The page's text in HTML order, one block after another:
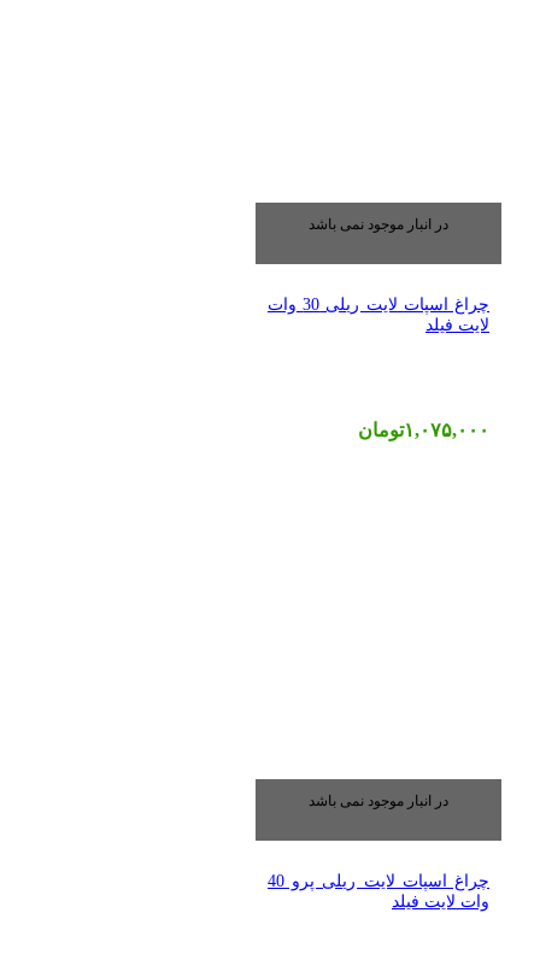
در انبار موجود نمی باشد
چراغ اسپات لایت ریلی 30 وات
لایت فیلد
۱,۰۷۵,۰۰۰تومان
در انبار موجود نمی باشد
چراغ اسپات لایت ریلی پرو 40
وات لایت فیلد